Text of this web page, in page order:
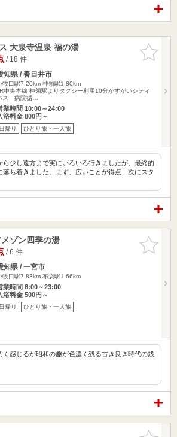
お気に入
りに追加
大泉寺温泉 福の湯
/ 18 件
知県 / 春日井市
牧口駅7.20km 神領駅1.80km
中央本線 神領駅よりタクシー利用10分かすがいシティ
ス 病院循…
業時間 10:00～24:00
浴料金 800円～
日帰り ひとり旅・一人旅
ら少し遠方まで実にいろいろ行きましたが、最終的
落ち着きました。まず、広いことが得点、次にスタ
お気に入
りに追加
ゾン四季の湯
/ 6 件
知県 / 一宮市
牧口駅7.83km 布袋駅1.66km
業時間 8:00～23:00
浴料金 500円～
日帰り ひとり旅・一人旅
く感じるが昭和の趣が色濃く残る古き良き時代の銭
お気に入